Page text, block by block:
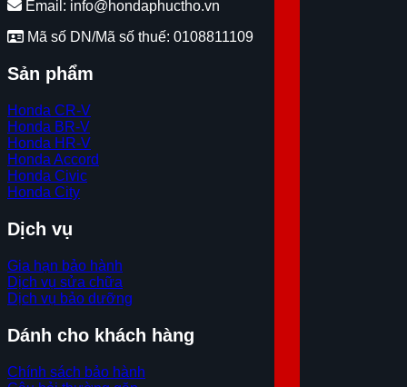
Email: info@hondaphuctho.vn
Mã số DN/Mã số thuế: 0108811109
Sản phẩm
Honda CR-V
Honda BR-V
Honda HR-V
Honda Accord
Honda Civic
Honda City
Dịch vụ
Gia hạn bảo hành
Dịch vụ sửa chữa
Dịch vụ bảo dưỡng
Dánh cho khách hàng
Chính sách bảo hành